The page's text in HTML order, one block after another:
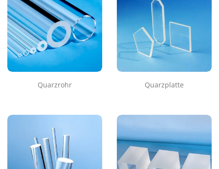
Quarzrohr Quarzplatte